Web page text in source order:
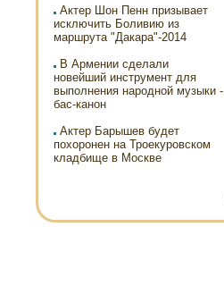
Актер Шон Пенн призывает
исключить Боливию из
маршрута "Дакара"-2014
В Армении сделали
новейший инструмент для
выполнения народной музыки -
бас-канон
Актер Барышев будет
похоронен на Троекуровском
кладбище в Москве